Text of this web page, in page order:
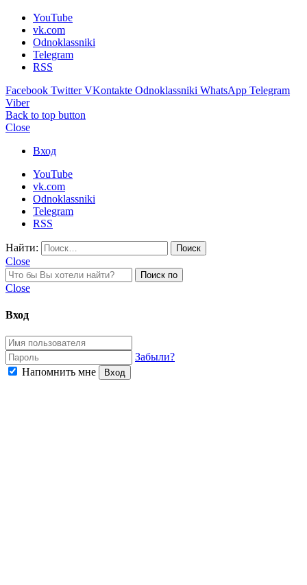
YouTube
vk.com
Odnoklassniki
Telegram
RSS
Facebook Twitter VKontakte Odnoklassniki WhatsApp Telegram
Viber
Back to top button
Close
Вход
YouTube
vk.com
Odnoklassniki
Telegram
RSS
Найти:
Close
Поиск по
Close
Вход
Забыли?
Напомнить мне
Вход